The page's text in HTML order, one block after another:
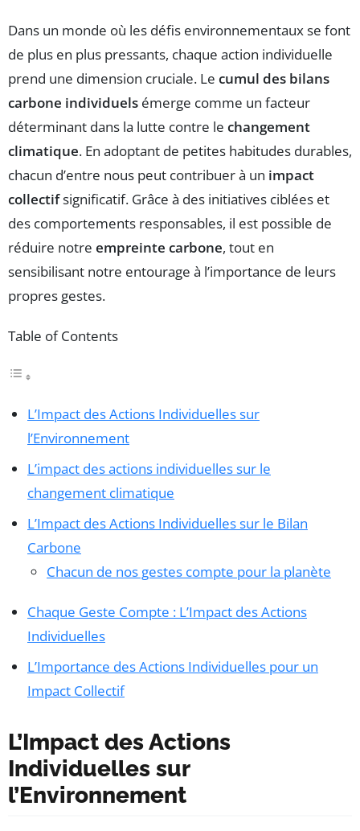
Dans un monde où les défis environnementaux se font
de plus en plus pressants, chaque action individuelle
prend une dimension cruciale. Le cumul des bilans
carbone individuels émerge comme un facteur
déterminant dans la lutte contre le changement
climatique. En adoptant de petites habitudes durables,
chacun d’entre nous peut contribuer à un impact
collectifsignificatif. Grâce à des initiatives ciblées et
des comportements responsables, il est possible de
réduire notre empreinte carbone, tout en
sensibilisant notre entourage à l’importance de leurs
propres gestes.
Table of Contents
L’Impact des Actions Individuelles sur
l’Environnement
L’impact des actions individuelles sur le
changement climatique
L’Impact des Actions Individuelles sur le Bilan
Carbone
Chacun de nos gestes compte pour la planète
Chaque Geste Compte : L’Impact des Actions
Individuelles
L’Importance des Actions Individuelles pour un
Impact Collectif
L’Impact des Actions
Individuelles sur
l’Environnement